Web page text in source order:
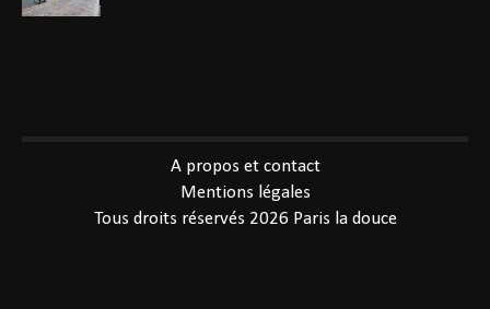
A propos et contact
Mentions légales
Tous droits réservés 2026 Paris la douce